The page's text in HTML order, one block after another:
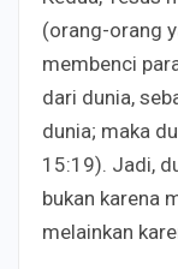
(orang-orang
membenci
dari dunia,
dunia; maka
15:19). Jadi,
bukan karena
melainkan